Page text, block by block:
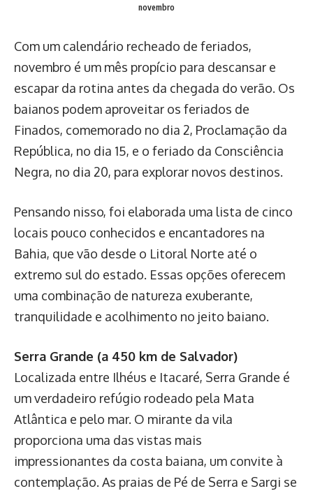
novembro
Com um calendário recheado de feriados,
novembro é um mês propício para descansar e
escapar da rotina antes da chegada do verão. Os
baianos podem aproveitar os feriados de
Finados, comemorado no dia 2, Proclamação da
República, no dia 15, e o feriado da Consciência
Negra, no dia 20, para explorar novos destinos.
Pensando nisso, foi elaborada uma lista de cinco
locais pouco conhecidos e encantadores na
Bahia, que vão desde o Litoral Norte até o
extremo sul do estado. Essas opções oferecem
uma combinação de natureza exuberante,
tranquilidade e acolhimento no jeito baiano.
Serra Grande (a 450 km de Salvador)
Localizada entre Ilhéus e Itacaré, Serra Grande é
um verdadeiro refúgio rodeado pela Mata
Atlântica e pelo mar. O mirante da vila
proporciona uma das vistas mais
impressionantes da costa baiana, um convite à
contemplação. As praias de Pé de Serra e Sargi se